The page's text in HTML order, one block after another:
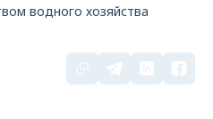
водного хозяйства